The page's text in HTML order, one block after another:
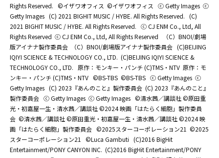
Rights Reserved. ©イザワオフィス ©イザワオフィス ⓒ Getty Images ⓒ
Getty Images (C) 2021 BIGHIT MUSIC / HYBE. All Rights Reserved. (C)
2021 BIGHIT MUSIC / HYBE. All Rights Reserved. ⓒ CJ ENM Co., Ltd, All
Rights Reserved ⓒ CJ ENM Co., Ltd, All Rights Reserved
（C）BNOI/劇場
版アイナナ製作委員会
（C）BNOI/劇場版アイナナ製作委員会 (C)BEIJING
IQIYI SCIENCE & TECHNOLOGY CO., LTD. (C)BEIJING IQIYI SCIENCE &
TECHNOLOGY CO., LTD.
原作：モンキー・パンチ (C)TMS・NTV 原作：モ
ンキー・パンチ (C)TMS・NTV ©BS-TBS ©BS-TBS ⓒ Getty Images ⓒ
Getty Images (C) 2023『あんのこと』製作委員会 (C) 2023『あんのこと』
製作委員会 ⓒ Getty Images ⓒ Getty Images ©清水茜／講談社 ©原田重
光・初嘉屋一生・清水茜／講談社 ©2024 映画「はたらく細胞」製作委員
会 ©清水茜／講談社 ©原田重光・初嘉屋一生・清水茜／講談社 ©2024 映
画「はたらく細胞」製作委員会 ©2025スターコーポレーション21 ©2025
スターコーポレーション21
©Luca Gambuti (C)2016 BigHit
Entertainment/PONY CANYON INC. (C)2016 BigHit Entertainment/PONY